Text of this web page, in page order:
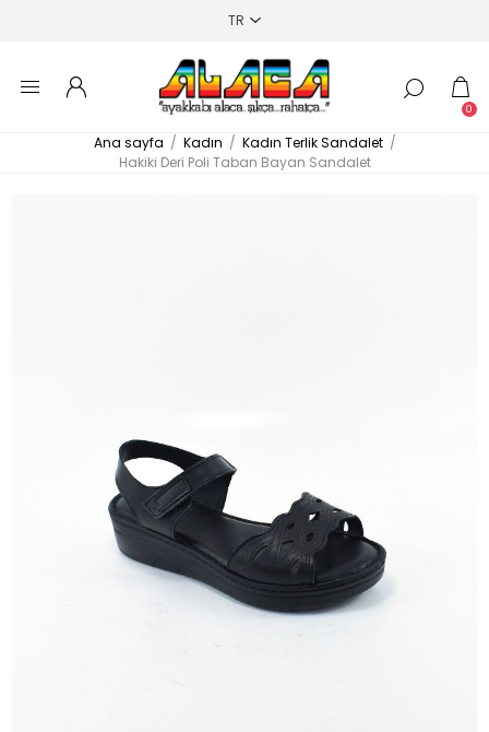
0
Ana sayfa / Kadın / Kadın Terlik Sandalet /
Hakiki Deri Poli Taban Bayan Sandalet